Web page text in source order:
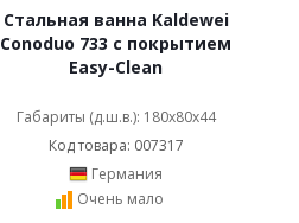
Стальная ванна Kaldewei
Conoduo 733 с покрытием
Easy-Clean
Габариты (д.ш.в.): 180x80x44
Код товара: 007317
Германия
Очень мало